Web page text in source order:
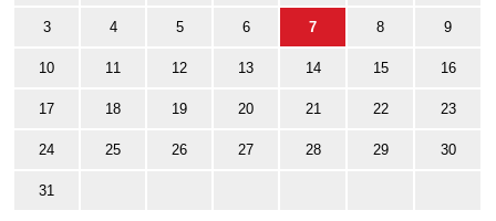
3 4 5 6 7 8 9
10 11 12 13 14 15 16
17 18 19 20 21 22 23
24 25 26 27 28 29 30
31